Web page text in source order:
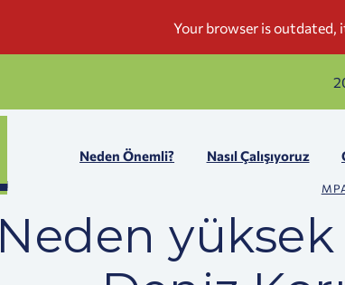
Neden Önemli? Nasıl Çalışıyoruz
Neden